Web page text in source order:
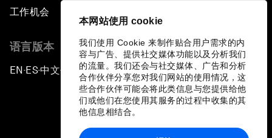
本网站使用 cookie
我们使用 Cookie 来制作贴合用户需求的内
容与广告、提供社交媒体功能以及分析我们
的流量。我们还会与社交媒体、广告和分析
合作伙伴分享您对我们网站的使用情况，这
些合作伙伴可能会将此类信息与您提供给他
们或他们在您使用其服务的过程中收集的其
他信息相结合。
工作机会
语言版本
EN ▪ES▪中文▪ 日本語